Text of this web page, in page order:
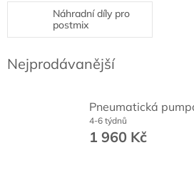
Chladicí jednotka
vynikající výkon chlazení při
Chladicí jednotky CELLI jsou
účinnost a spolehlivost.
chlazeny ve vodní lázni, což
a minimalizuje teplotní
zachování kvality nápojů.
Náhradní díly pro
postmix
Nejprodávanější
Pneumatická
4-6 týdnů
1 960 Kč